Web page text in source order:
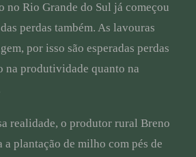
no Rio Grande do Sul já começou
perdas também. As lavouras
por isso são esperadas perdas
produtividade quanto na
realidade, o produtor rural Breno
a plantação de milho com pés de